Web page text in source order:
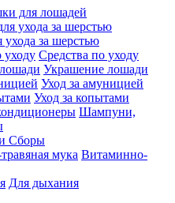
для лошадей
ухода за шерстью
Средства по уходу
Украшение лошади
Уход за амуницией
Уход за копытами
Шампуни,
Сборы
Витаминно-
Для дыхания